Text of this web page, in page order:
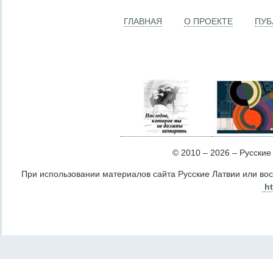
ГЛАВНАЯ О ПРОЕКТЕ
© 2010 – 2026 –
При использовании материалов сайта Русские Латвии или